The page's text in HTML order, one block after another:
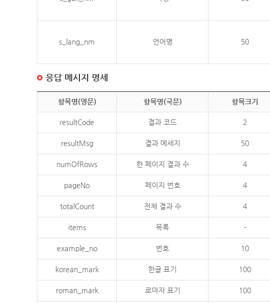
s_lang_nm 언어명 50
응답 메시지 명세
항목명(영문) 항목명(국문) 항목크기
resultCode 결과 코드 2
resultMsg 결과 메세지 50
numOfRows 한 페이지 결과 수 4
pageNo 페이지 번호 4
totalCount 전체 결과 수 4
items 목록 -
example_no 번호 10
korean_mark 한글 표기 100
roman_mark 로마자 표기 100